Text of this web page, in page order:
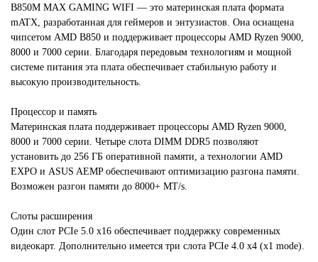
B850M MAX GAMING WIFI — это материнская плата формата
mATX, разработанная для геймеров и энтузиастов. Она оснащена
чипсетом AMD B850 и поддерживает процессоры AMD Ryzen 9000,
8000 и 7000 серии. Благодаря передовым технологиям и мощной
системе питания эта плата обеспечивает стабильную работу и
высокую производительность.
Процессор и память
Материнская плата поддерживает процессоры AMD Ryzen 9000,
8000 и 7000 серии. Четыре слота DIMM DDR5 позволяют
установить до 256 ГБ оперативной памяти, а технологии AMD
EXPO и ASUS AEMP обеспечивают оптимизацию разгона памяти.
Возможен разгон памяти до 8000+ MT/s.
Слоты расширения
Один слот PCIe 5.0 x16 обеспечивает поддержку современных
видеокарт. Дополнительно имеется три слота PCIe 4.0 x4 (x1 mode).